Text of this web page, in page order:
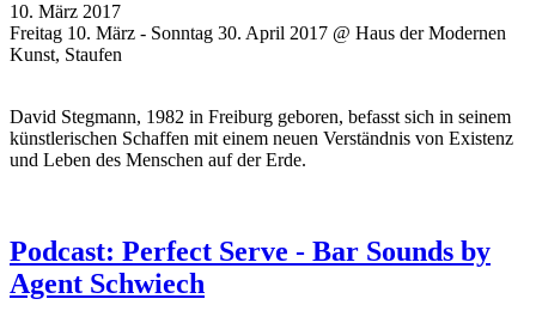
10. März 2017
Freitag 10. März - Sonntag 30. April 2017 @ Haus der Modernen
Kunst, Staufen
David Stegmann, 1982 in Freiburg geboren, befasst sich in seinem
künstlerischen Schaffen mit einem neuen Verständnis von Existenz
und Leben des Menschen auf der Erde.
Podcast: Perfect Serve - Bar Sounds by
Agent Schwiech